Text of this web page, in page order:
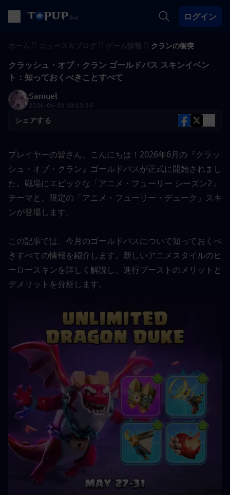
ログイン
クランの衝突
クラッシュ・オブ・クラン ゴールドパス スキンイベン
ト：知っておくべきことすべて
Samuel
2026-06-03 10:13:39
シェアする
プレイヤーの皆さん、こんにちは！2026年6月の『クラッ
シュ・オブ・クラン』ゴールドパスが正式に開始されまし
た。戦場にエピックな「アニメ・フューリー シーズン2」
テーマと、限定の「アニメ・フューリー・デューク」スキ
ンが登場します。
この記事では、今月のゴールドパスについて知っておくべ
きすべての情報を紹介します。新しいアニメスタイルのヒ
ーロースキンを詳しく解説し、進行ブーストのメリットと
デメリットを分析します。